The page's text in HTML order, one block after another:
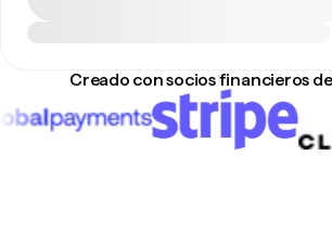
Creado con socios financieros